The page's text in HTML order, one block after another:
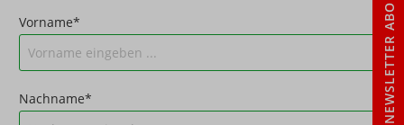
Vorname*
Nachname* NEWSLETTER ABO